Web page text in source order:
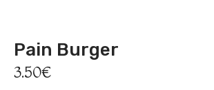
Pain Burger
3.50€